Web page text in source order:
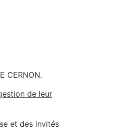
CERNON.
de leur
et des invités